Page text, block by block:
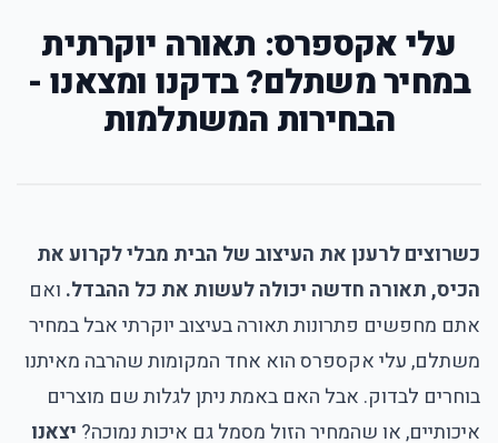
עלי אקספרס: תאורה יוקרתית
במחיר משתלם? בדקנו ומצאנו -
הבחירות המשתלמות
כשרוצים לרענן את העיצוב של הבית מבלי לקרוע את
הכיס, תאורה חדשה יכולה לעשות את כל ההבדל. ואם
אתם מחפשים פתרונות תאורה בעיצוב יוקרתי אבל במחיר
משתלם, עלי אקספרס הוא אחד המקומות שהרבה מאיתנו
בוחרים לבדוק. אבל האם באמת ניתן לגלות שם מוצרים
איכותיים, או שהמחיר הזול מסמל גם איכות נמוכה? יצאנו